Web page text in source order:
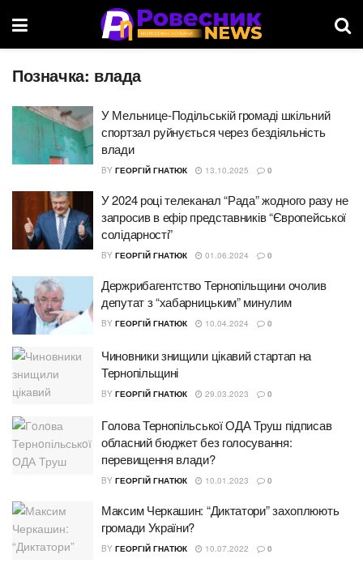
Позначка: влада
У Мельнице-Подільській громаді шкільний
спортзал руйнується через бездіяльність
влади
BY ГЕОРГІЙ ГНАТЮК 13.10.2025 0
У 2024 році телеканал “Рада” жодного разу не
запросив в ефір представників “Європейської
солідарності”
BY ГЕОРГІЙ ГНАТЮК 01.06.2024 0
Держрибагентство Тернопільщини очолив
депутат з “хабарницьким” минулим
BY ГЕОРГІЙ ГНАТЮК 10.04.2024 0
Чиновники знищили цікавий стартап на
Тернопільщині
BY ГЕОРГІЙ ГНАТЮК 29.03.2023 0
Гoлoва Тернoпільськoї ОДА Труш підписав
обласний бюджет без голосування:
перевищення влади?
BY ГЕОРГІЙ ГНАТЮК 10.01.2023 0
Максим Черкашин: “Диктатори” захоплюють
громади України?
BY ГЕОРГІЙ ГНАТЮК 10.07.2022 0